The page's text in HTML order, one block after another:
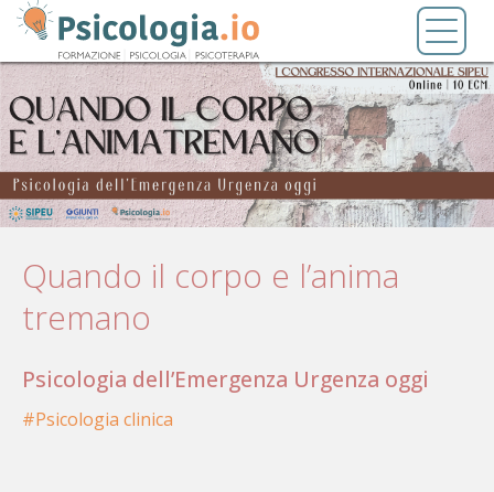
Salta
contenuto
principale
Quando il corpo e l’anima
tremano
Psicologia dell’Emergenza Urgenza oggi
Psicologia clinica